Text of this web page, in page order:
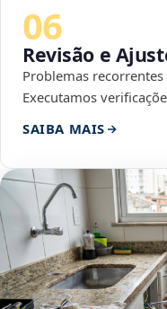
06
Revisão e
Problemas
Executamos
SAIBA MAIS